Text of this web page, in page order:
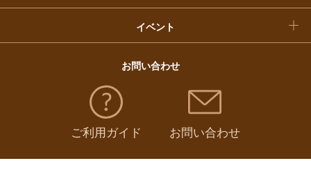
イベント
お問い合わせ
ご利用ガイド お問い合わせ